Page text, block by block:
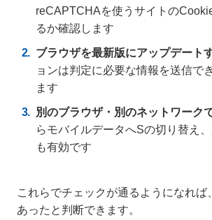
reCAPTCHAを使うサイトの
るか確認します
ブラウザを最新版にアップデート
ョンは判定に必要な情報を送信で
ます
別のブラウザ・別のネットワーク
らモバイルデータへSの切り替え
も有効です
これらでチェックが通るようになれば
あったと判断できます。